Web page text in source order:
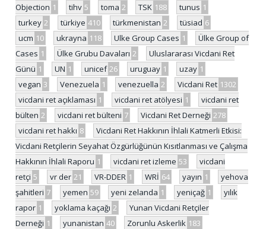
Objection 1 tihv 5 toma 2 TSK 188 tunus 1
turkey 2 türkiye 410 türkmenistan 2 tüsiad 6
ucm 10 ukrayna 118 Ulke Group Cases 1
Ülke Group of
Cases 1 Ülke Grubu Davaları 2
Uluslararası Vicdani Ret
Günü 1 UN 1 unicef 26 uruguay 1 uzay 1
vegan 3 Venezuela 1 venezuella 2 Vicdani Ret 1302
vicdani ret açıklaması 1 vicdani ret atölyesi 1
vicdani ret
bülten 2 vicdani ret bülteni 7 Vicdani Ret Derneği 278
vicdani ret hakkı 8
Vicdani Ret Hakkının İhlali Katmerli Etkisi:
Vicdani Retçilerin Seyahat Özgürlüğünün Kısıtlanması ve Çalışma
Hakkının İhlali Raporu 1 vicdani ret izleme 53
vicdani
retçi 5 vr der 21 VR-DDER 1 WRİ 64 yayın 1
yehova
şahitleri 7 yemen 59 yeni zelanda 1 yeniçağ 1
yılık
rapor 1 yoklama kaçağı 2
Yunan Vicdani Retçiler
Derneği 1 yunanistan 40 Zorunlu Askerlik 183